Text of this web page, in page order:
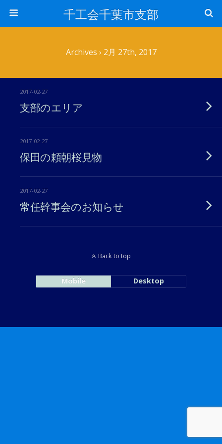
千工会千葉市支部
Archives › 2月 27th, 2017
2017-02-27
支部のエリア
2017-02-27
保田の頼朝桜見物
2017-02-27
常任幹事会のお知らせ
Back to top
Mobile Desktop